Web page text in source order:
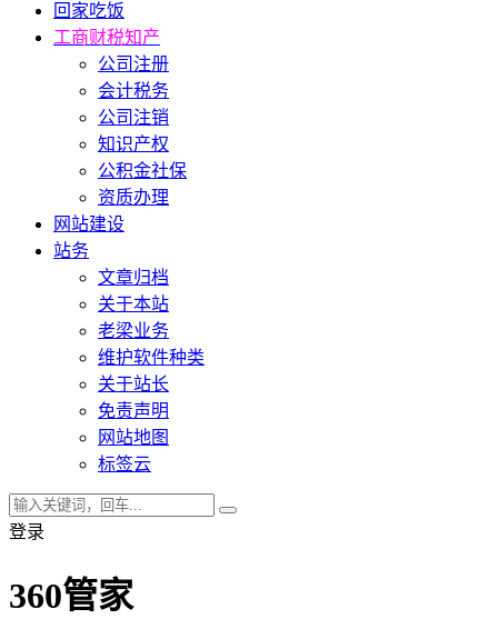
回家吃饭
工商财税知产
公司注册
会计税务
公司注销
知识产权
公积金社保
资质办理
网站建设
站务
文章归档
关于本站
老梁业务
维护软件种类
关于站长
免责声明
网站地图
标签云
登录
360管家